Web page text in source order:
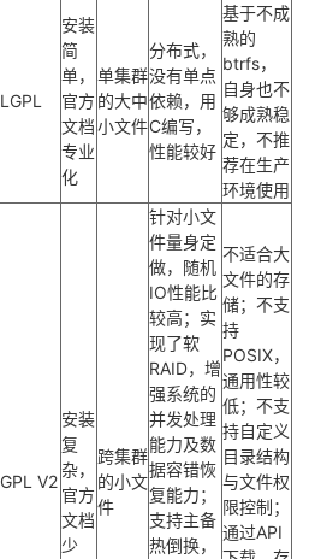
LGPL
安装
简
单，
官方
文档
专业
化
单集群
的大中
小文件
分布式，
没有单点
依赖，用
C编写，
性能较好
基于不成
熟的
btrfs，
自身也不
够成熟稳
定，不推
荐在生产
环境使用
GPL V2
安装
复
杂，
官方
文档
少
跨集群
的小文
件
针对小文
件量身定
做，随机
IO性能比
较高；实
现了软
RAID，增
强系统的
并发处理
能力及数
据容错恢
复能力；
支持主备
热倒换，
不适合大
文件的存
储；不支
持
POSIX，
通用性较
低；不支
持自定义
目录结构
与文件权
限控制；
通过API